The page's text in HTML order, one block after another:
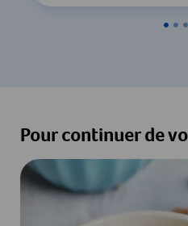
Pour continuer de